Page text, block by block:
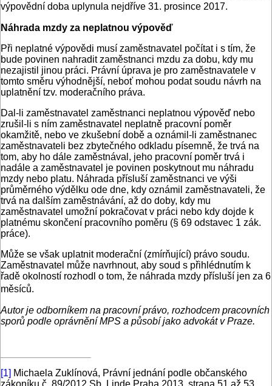
výpovědní doba uplynula nejdříve 31. prosince 2017.
Náhrada mzdy za neplatnou výpověď
Při neplatné výpovědi musí zaměstnavatel počítat i s tím, že
bude povinen nahradit zaměstnanci mzdu za dobu, kdy mu
nezajistil jinou práci. Právní úprava je pro zaměstnavatele v
tomto směru výhodnější, neboť mohou podat soudu návrh na
uplatnění tzv. moderačního práva.
Dal-li zaměstnavatel zaměstnanci neplatnou výpověď nebo
zrušil-li s ním zaměstnavatel neplatně pracovní poměr
okamžitě, nebo ve zkušební době a oznámil-li zaměstnanec
zaměstnavateli bez zbytečného odkladu písemně, že trvá na
tom, aby ho dále zaměstnával, jeho pracovní poměr trvá i
nadále a zaměstnavatel je povinen poskytnout mu náhradu
mzdy nebo platu. Náhrada přísluší zaměstnanci ve výši
průměrného výdělku ode dne, kdy oznámil zaměstnavateli, že
trvá na dalším zaměstnávání, až do doby, kdy mu
zaměstnavatel umožní pokračovat v práci nebo kdy dojde k
platnému skončení pracovního poměru (§ 69 odstavec 1 zák.
práce).
Může se však uplatnit moderační (zmírňující) právo soudu.
Zaměstnavatel může navrhnout, aby soud s přihlédnutím k
řadě okolností rozhodl o tom, že náhrada mzdy přísluší jen za 6
měsíců.
Autor je odborníkem na pracovní právo, rozhodcem pracovních
sporů podle oprávnění MPS a působí jako advokát v Praze.
[1] Michaela Zuklínová, Právní jednání podle občanského
zákoníku č. 89/2012 Sb. Linde Praha 2013, strana 51 až 53.